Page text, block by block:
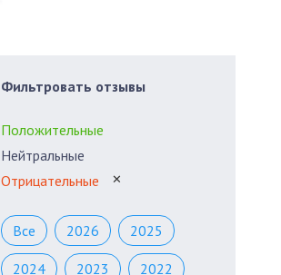
Фильтровать отзывы
Положительные
Нейтральные
Отрицательные
✕
Все 2026 2025
2024 2023 2022